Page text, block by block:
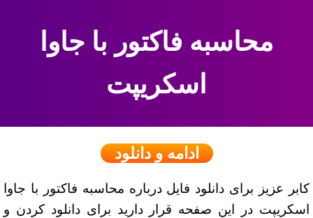
محاسبه فاکتور با جاوا
اسکریپت
ادامه و دانلود
کابر عزیز برای دانلود فایل درباره محاسبه فاکتور با جاوا
اسکریپت در این صفحه قرار دارید برای دانلود کردن و